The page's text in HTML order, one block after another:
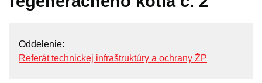
OZNAMY MESTA
Dokumenty, žiadosti a tlačivá
Oddelenie
Referát technickej infraštruktúry a ochrany ŽP